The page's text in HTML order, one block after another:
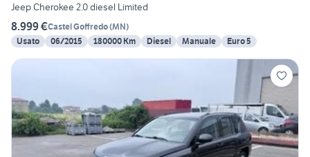
Jeep Cherokee 2.0 diesel Limited
8.999 €Castel Goffredo(MN)
Usato
06/2015 180000 Km Diesel Manuale Euro 5